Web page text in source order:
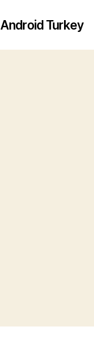
Android Turkey